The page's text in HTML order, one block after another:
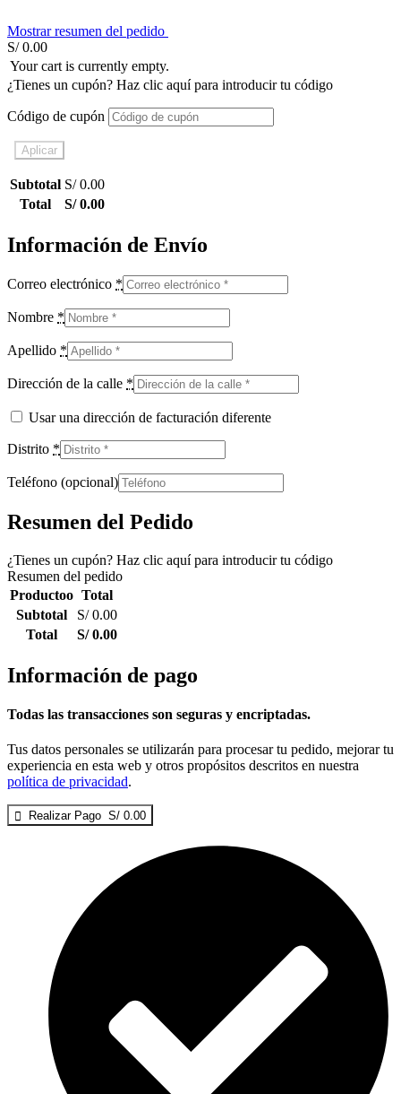
Mostrar resumen del pedido
S/0.00
Your cart is currently empty.
¿Tienes un cupón? Haz clic aquí para introducir tu código
Código de cupón
Aplicar
Subtotal S/0.00
Total
S/0.00
Información de Envío
Correo electrónico *
Nombre *
Apellido *
Dirección de la calle *
Usar una dirección de facturación diferente
Distrito *
Teléfono (opcional)
Resumen del Pedido
¿Tienes un cupón? Haz clic aquí para introducir tu código
Resumen del pedido
Productoo Total
Subtotal
S/0.00
Total
S/0.00
Información de pago
Todas las transacciones son seguras y encriptadas.
Tus datos personales se utilizarán para procesar tu pedido, mejorar tu
experiencia en esta web y otros propósitos descritos en nuestra
política de privacidad.
Realizar Pago S/ 0.00